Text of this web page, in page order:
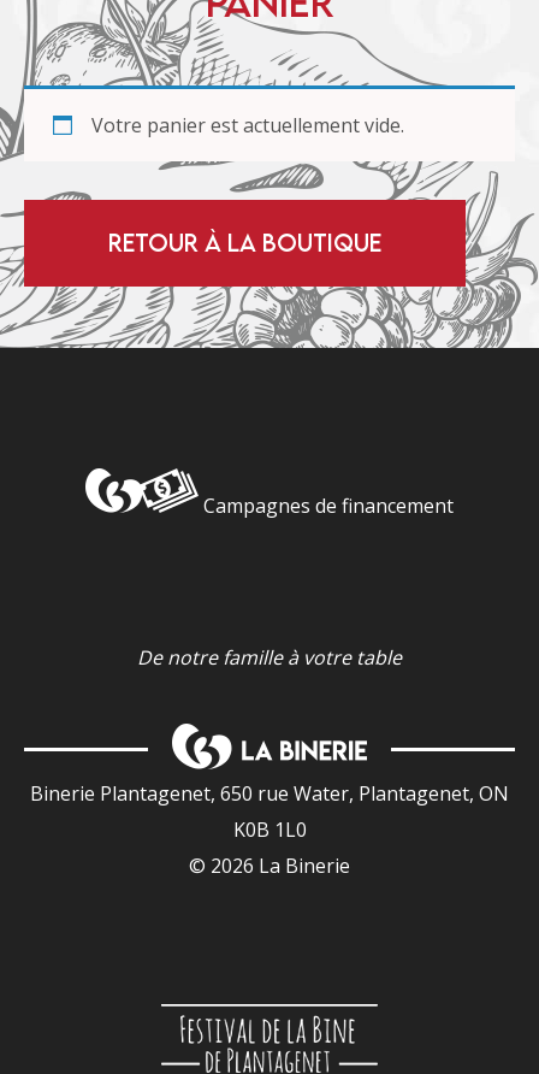
Votre panier est actuellement vide.
RETOUR À LA BOUTIQUE
Campagnes de financement
De notre famille à votre table
Binerie Plantagenet, 650 rue Water, Plantagenet, ON
K0B 1L0
© 2026 La Binerie